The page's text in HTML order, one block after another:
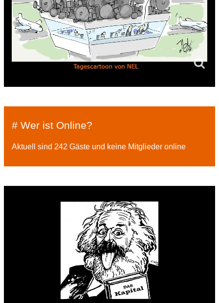
# Wer ist Online?
Aktuell sind 242 Gäste und keine Mitglieder online